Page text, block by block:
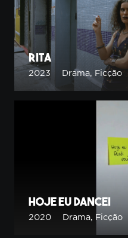
Rita
2023 Drama Ficção
Hoje Eu Dancei
2020 Drama Ficção